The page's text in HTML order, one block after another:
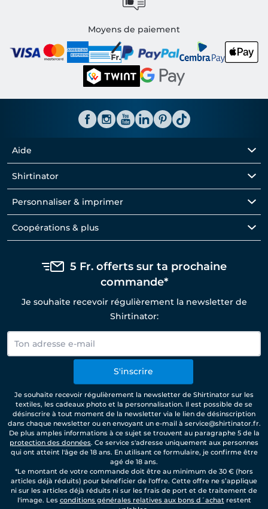
Moyens de paiement
Aide
Shirtinator
Personnaliser & imprimer
Coopérations & plus
5 Fr. offerts sur ta prochaine
commande*
Je souhaite recevoir régulièrement la newsletter de
Shirtinator:
S'inscrire
Je souhaite recevoir régulièrement la newsletter de Shirtinator sur les
textiles, les cadeaux photo et la personnalisation. Il est possible de se
désinscrire à tout moment de la newsletter via le lien de désinscription
dans chaque newsletter ou en envoyant un e-mail à service@shirtinator.fr.
De plus amples informations à ce sujet se trouvent au paragraphe 5 de la
protection des données. Ce service s'adresse uniquement aux personnes
qui ont atteint l'âge de 18 ans. En utilisant ce formulaire, je confirme être
agé de 18 ans.
*Le montant de votre commande doit être au minimum de 30 € (hors
articles déjà réduits) pour bénéficier de l'offre. Cette offre ne s’applique
ni sur les articles déjà réduits ni sur les frais de port et de traitement de
l'image. Les conditions générales relatives aux bons d´achatrestent